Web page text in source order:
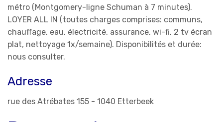
métro (Montgomery-ligne Schuman à 7 minutes).
LOYER ALL IN (toutes charges comprises: communs,
chauffage, eau, électricité, assurance, wi-fi, 2 tv écran
plat, nettoyage 1x/semaine). Disponibilités et durée:
nous consulter.
Adresse
rue des Atrébates 155 - 1040 Etterbeek